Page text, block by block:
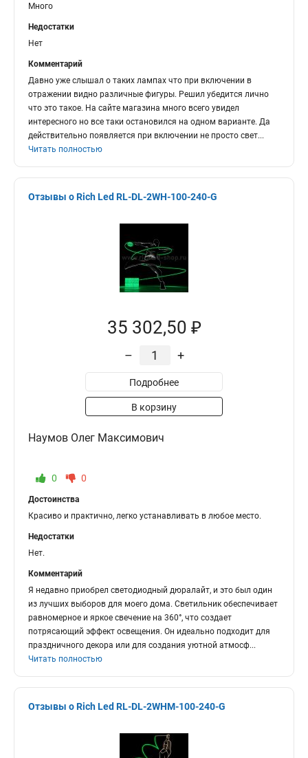
Много
Недостатки
Нет
Комментарий
Давно уже слышал о таких лампах что при включении в
отражении видно различные фигуры. Решил убедится лично
что это такое. На сайте магазина много всего увидел
интересного но все таки остановился на одном варианте. Да
действительно появляется при включении не просто свет...
Читать полностью
Отзывы о Rich Led RL-DL-2WH-100-240-G
35 302,50 ₽
– +
Подробнее
В корзину
Наумов Олег Максимович
0 0
Достоинства
Красиво и практично, легко устанавливать в любое место.
Недостатки
Нет.
Комментарий
Я недавно приобрел светодиодный дюралайт, и это был один
из лучших выборов для моего дома. Светильник обеспечивает
равномерное и яркое свечение на 360°, что создает
потрясающий эффект освещения. Он идеально подходит для
праздничного декора или для создания уютной атмосф...
Читать полностью
Отзывы о Rich Led RL-DL-2WHM-100-240-G